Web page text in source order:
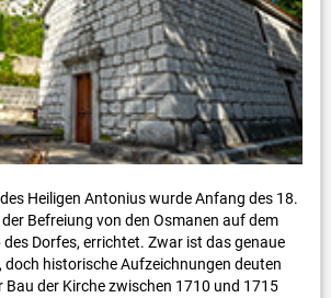
Heiligen Antonius wurde Anfang des 18.
Befreiung von den Osmanen auf dem
Dorfes, errichtet. Zwar ist das genaue
doch historische Aufzeichnungen deuten
Bau der Kirche zwischen 1710 und 1715